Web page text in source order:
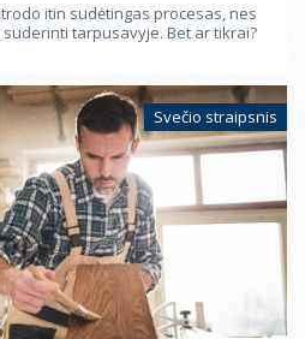
itin sudėtingas procesas, nes
tarpusavyje. Bet ar tikrai?
Svečio straipsnis